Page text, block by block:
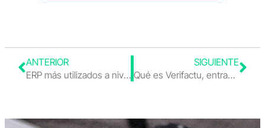
ANTERIOR
ERP más utilizados a nivel internacional
SIGUIENTE
Qué es Verifactu, entrada en vigor y cómo afecta a tu facturación